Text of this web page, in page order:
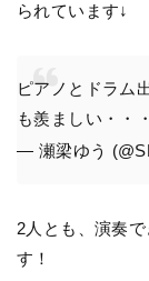
られています↓
ピアノとドラム
も羨ましい・・・
— 瀬梁ゆう
2人とも、演奏
す！